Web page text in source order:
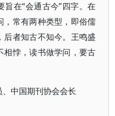
在“会通古今”四字。在
，常有两种类型，即俗儒
者知古不知今。王鸣盛
相悖，读书做学问，要古
中国期刊协会会长